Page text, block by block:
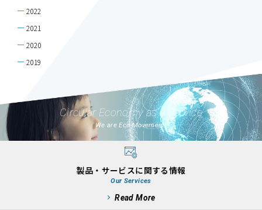
2022
2021
2020
2019
Circular Economy as a Service
We are Eco-Movement.
製品・サービスに関する情報
Our Services
Read More